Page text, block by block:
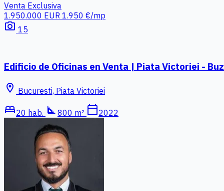
Venta Exclusiva
1.950.000 EUR 1.950 €/mp
photo_camera 15
Edificio de Oficinas en Venta | Piata Victoriei -
location_on Bucuresti, Piata Victoriei
bed20 hab. square_foot 800 m² calendar_today2022